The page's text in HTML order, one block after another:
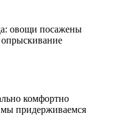
овощи посажены
опрыскивание
комфортно
придерживаемся